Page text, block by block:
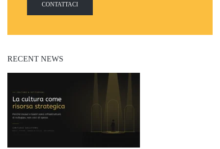
CONTATTACI
RECENT NEWS